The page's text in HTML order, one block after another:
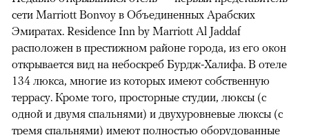
сети Marriott Bonvoy в Объединенных Арабских
Эмиратах. Residence Inn by Marriott Al Jaddaf
расположен в престижном районе города, из его окон
открывается вид на небоскреб Бурдж-Халифа. В отеле
134 люкса, многие из которых имеют собственную
террасу. Кроме того, просторные студии, люксы (с
одной и двумя спальнями) и двухуровневые люксы (с
тремя спальнями) имеют полностью оборудованные